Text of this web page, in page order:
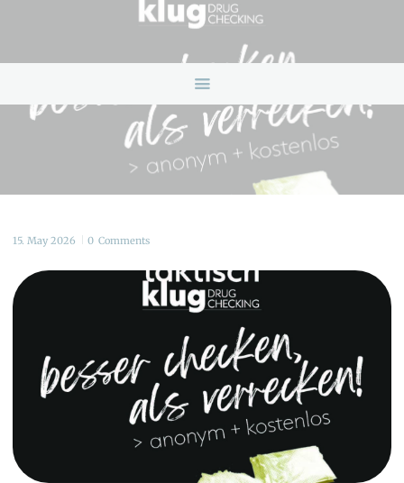
INFOS & LINKS
NEWS
KONTAKTDATEN
15. May 2026 0 Comments